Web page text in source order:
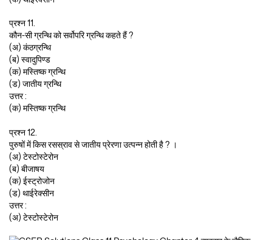
प्रश्न 11.
कौन-सी ग्रन्थि को सर्वोपरि ग्रन्थि कहते हैं ?
(अ) कंठग्रन्थि
(ब) स्वादुपिण्ड
(क) मस्तिष्क ग्रन्थि
(ड) जातीय ग्रन्थि
उत्तर :
(क) मस्तिष्क ग्रन्थि
प्रश्न 12.
पुरुषों में किस रसस्राव से जातीय प्रेरणा उत्पन्न होती है ? ।
(अ) टेस्टोस्टेरोन
(ब) बीजाषय
(क) ईस्ट्रोजोन
(ड) थाईरेक्सीन
उत्तर :
(अ) टेस्टोस्टेरोन